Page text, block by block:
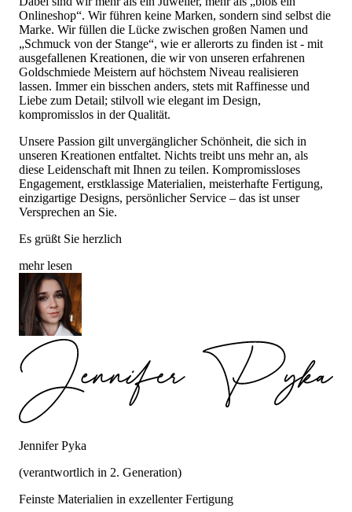
Onlineshop“. Wir führen keine Marken, sondern sind selbst die
Marke. Wir füllen die Lücke zwischen großen Namen und
„Schmuck von der Stange“, wie er allerorts zu finden ist - mit
ausgefallenen Kreationen, die wir von unseren erfahrenen
Goldschmiede Meistern auf höchstem Niveau realisieren
lassen. Immer ein bisschen anders, stets mit Raffinesse und
Liebe zum Detail; stilvoll wie elegant im Design,
kompromisslos in der Qualität.
Unsere Passion gilt unvergänglicher Schönheit, die sich in
unseren Kreationen entfaltet. Nichts treibt uns mehr an, als
diese Leidenschaft mit Ihnen zu teilen. Kompromissloses
Engagement, erstklassige Materialien, meisterhafte Fertigung,
einzigartige Designs, persönlicher Service – das ist unser
Versprechen an Sie.
Es grüßt Sie herzlich
mehr lesen
Jennifer Pyka
(verantwortlich in 2. Generation)
Feinste Materialien in exzellenter Fertigung